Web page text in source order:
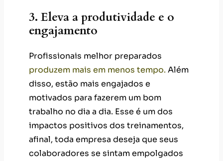
3. Eleva a produtividade e o
engajamento
Profissionais melhor preparados
produzem mais em menos tempo. Além
disso, estão mais engajados e
motivados para fazerem um bom
trabalho no dia a dia. Esse é um dos
impactos positivos dos treinamentos,
afinal, toda empresa deseja que seus
colaboradores se sintam empolgados